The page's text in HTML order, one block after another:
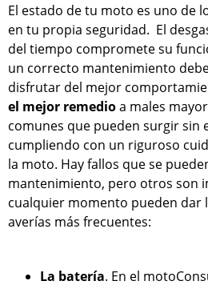
El estado de tu moto es uno de
en tu propia seguridad. El
del tiempo compromete su
un correcto mantenimiento
disfrutar del mejor
el mejor remedioa males
comunes que pueden surgir sin
cumpliendo con un riguroso
la moto. Hay fallos que se
mantenimiento, pero otros son
cualquier momento pueden dar
averías más frecuentes:
La batería. En el